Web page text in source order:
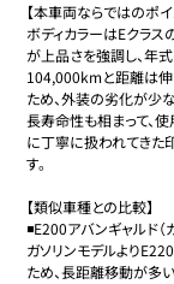
【本車両ならではのポイ
ボディカラーはEクラ
が上品さを強調し、年
104,000kmと距離は伸
ため、外装の劣化が少
長寿命性も相まって、
に丁寧に扱われてきた
す。
【類似車種との比較】
◾️E200アバンギャルド（
ガソリンモデルより
ため、長距離移動が多